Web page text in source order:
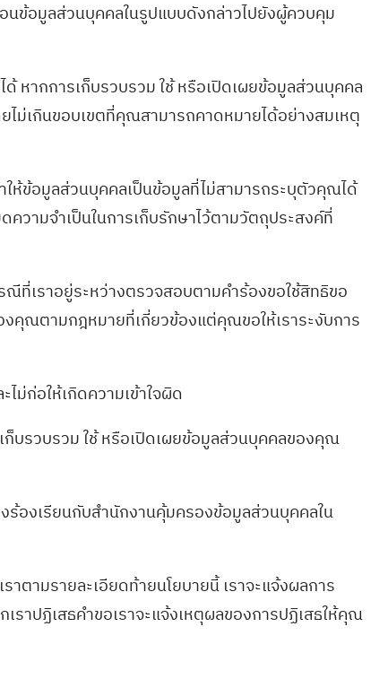
ข้อมูลส่วนบุคคลในรูปแบบดังกล่าวไปยังผู้ควบคุม
หากการเก็บรวบรวม ใช้ หรือเปิดเผยข้อมูลส่วนบุคคล
ม่เกินขอบเขตที่คุณสามารถคาดหมายได้อย่างสมเหตุ
ข้อมูลส่วนบุคคลเป็นข้อมูลที่ไม่สามารถระบุตัวคุณได้
วามจำเป็นในการเก็บรักษาไว้ตามวัตถุประสงค์ที่
ที่เราอยู่ระหว่างตรวจสอบตามคำร้องขอใช้สิทธิขอ
ณตามกฎหมายที่เกี่ยวข้องแต่คุณขอให้เราระงับการ
ก่อให้เกิดความเข้าใจผิด
บรวบรวม ใช้ หรือเปิดเผยข้อมูลส่วนบุคคลของคุณ
องเรียนกับสำนักงานคุ้มครองข้อมูลส่วนบุคคลใน
ามรายละเอียดท้ายนโยบายนี้ เราจะแจ้งผลการ
ราปฏิเสธคำขอเราจะแจ้งเหตุผลของการปฏิเสธให้คุณ